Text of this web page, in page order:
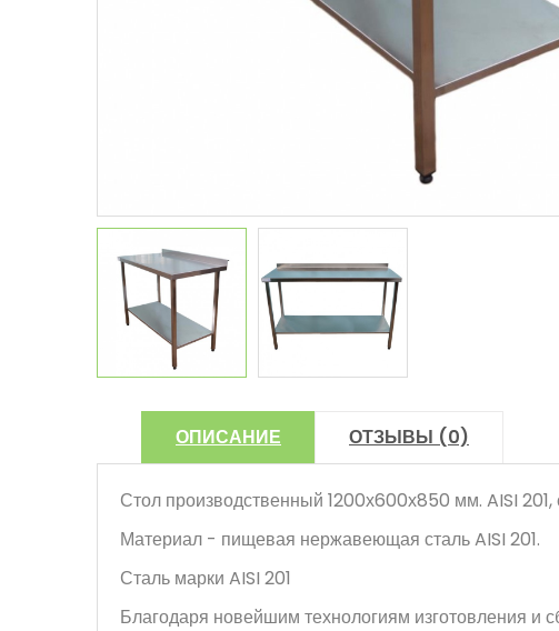
ОПИСАНИЕ ОТЗЫВЫ (0)
Стол производственный 1200х600х850 мм. AISI 201,
Материал - пищевая нержавеющая сталь AISI 201.
Сталь марки AISI 201
Благодаря новейшим технологиям изготовления и